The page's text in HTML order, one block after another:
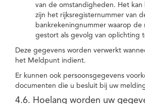
van de omstandigheden. Het
zijn het rijksregisternummer van
bankrekeningnummer waarop
gestort als gevolg van oplichting
Deze gegevens worden verwerkt
het Meldpunt indient.
Er kunnen ook persoonsgegevens
documenten die u besluit bij uw
4.6. Hoelang worden uw